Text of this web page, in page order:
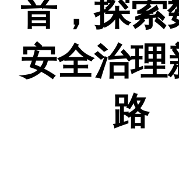
音，探索
安全治理
路